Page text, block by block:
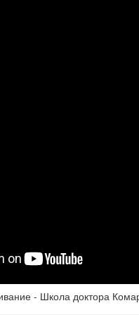
- Школа доктора